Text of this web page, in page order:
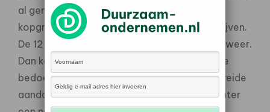
al geruime tijd te maken hebben met een
kopgroep van 10 tot 15 procent van de bedrijven.
De 12 procent van de monitor bevestigt dat weer.
Dan komen de volgers op afstand, vol goede
bedoelingen maar gehinderd door een gespreide
aandacht, 40 procent ongeveer, en daarachter